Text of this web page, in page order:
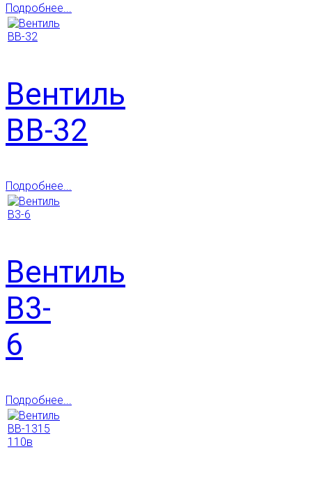
Подробнее...
Вентиль
ВВ-32
Подробнее...
Вентиль
В3-
6
Подробнее...